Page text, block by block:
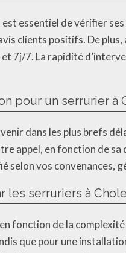
essentiel de vérifier
clients positifs. De
7j/7. La rapidité
pour un serrurier à
dans les plus brefs
appel, en fonction de
selon vos convenances,
les serruriers à
fonction de la
que pour une